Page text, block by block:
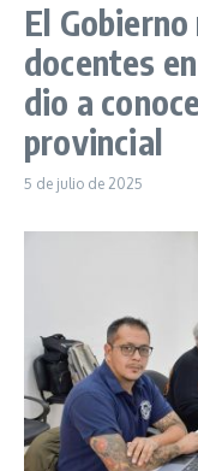
El
docentes
dio a
provincial
5 de julio de 2025